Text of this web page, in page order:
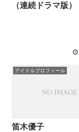
（連続ドラマ版）
アイドルプロフィール
笛木優子